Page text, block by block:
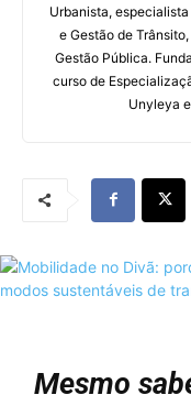
Urbanista,
e Gestão de
Gestão Pública.
curso de
Unyleya
Mesmo